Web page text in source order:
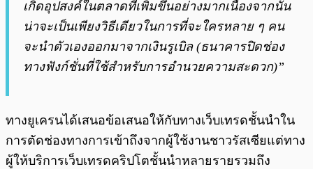
เกิดอุปสงค์ในตลาดที่เพิ่มขึ้นอย่างมากเนื่องจากนั่น
น่าจะเป็นเพียงวิธีเดียวในการที่จะใครหลาย ๆ คน
จะนำตัวเองออกมาจากเงินรูเบิล (ธนาคารปิดช่อง
ทางฟังก์ชั่นที่ใช้สำหรับการอำนวยความสะดวก)”
ทางยูเครนได้เสนอข้อเสนอให้กับทางเว็บเทรดชั้นนำใน
การตัดช่องทางการเข้าถึงจากผู้ใช้งานชาวรัสเซียแต่ทาง
ผู้ให้บริการเว็บเทรดคริปโตชั้นนำหลายรายรวมถึง